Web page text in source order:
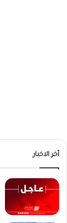
أخر الاخبار